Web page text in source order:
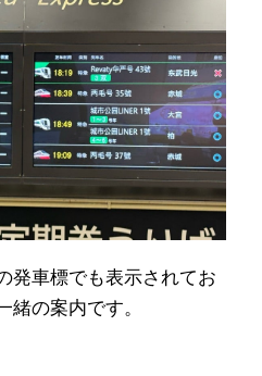
発車標でも表示されてお
緒の案内です。